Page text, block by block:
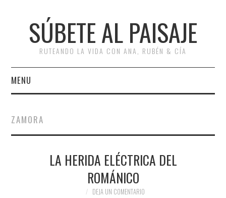
SÚBETE AL PAISAJE
RUTEANDO LA VIDA CON ANA, RUBÉN & CÍA
MENU
RUTAS
ESCAPADAS
ZAMORA
LA HERIDA ELÉCTRICA DEL
ROMÁNICO
DEJA UN COMENTARIO